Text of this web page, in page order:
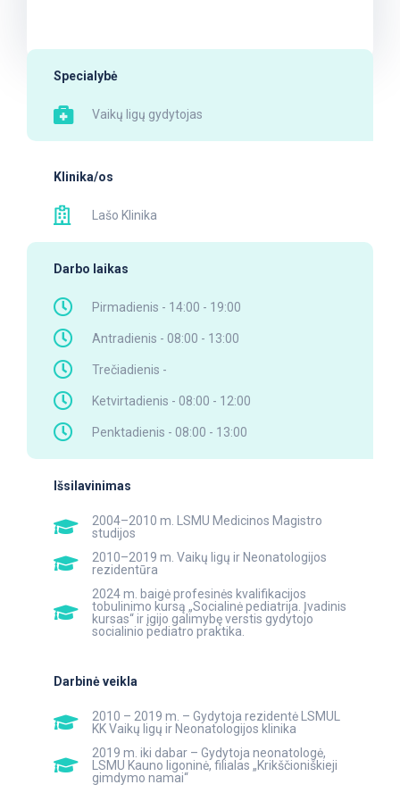
Specialybė
Vaikų ligų gydytojas
Klinika/os
Lašo Klinika
Darbo laikas
Pirmadienis - 14:00 - 19:00
Antradienis - 08:00 - 13:00
Trečiadienis -
Ketvirtadienis - 08:00 - 12:00
Penktadienis - 08:00 - 13:00
Išsilavinimas
2004–2010 m. LSMU Medicinos Magistro
studijos
2010–2019 m. Vaikų ligų ir Neonatologijos
rezidentūra
2024 m. baigė profesinės kvalifikacijos
tobulinimo kursą „Socialinė pediatrija. Įvadinis
kursas“ ir įgijo galimybę verstis gydytojo
socialinio pediatro praktika.
Darbinė veikla
2010 – 2019 m. – Gydytoja rezidentė LSMUL
KK Vaikų ligų ir Neonatologijos klinika
2019 m. iki dabar – Gydytoja neonatologė,
LSMU Kauno ligoninė, filialas „Krikščioniškieji
gimdymo namai“